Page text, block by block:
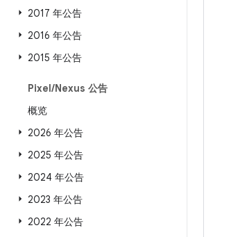
2017 年公告
2016 年公告
2015 年公告
Pixel/Nexus 公告
概览
2026 年公告
2025 年公告
2024 年公告
2023 年公告
2022 年公告